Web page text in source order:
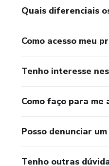
Quais diferenciais
Como acesso meu
Tenho interesse
Como faço para me
Posso denunciar
Tenho outras